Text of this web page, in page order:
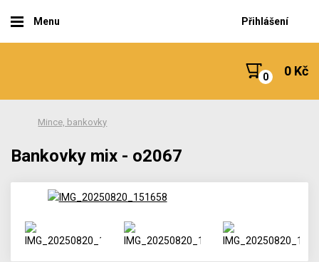
Menu Přihlášení
0 Kč
Mince, bankovky
Bankovky mix - o2067